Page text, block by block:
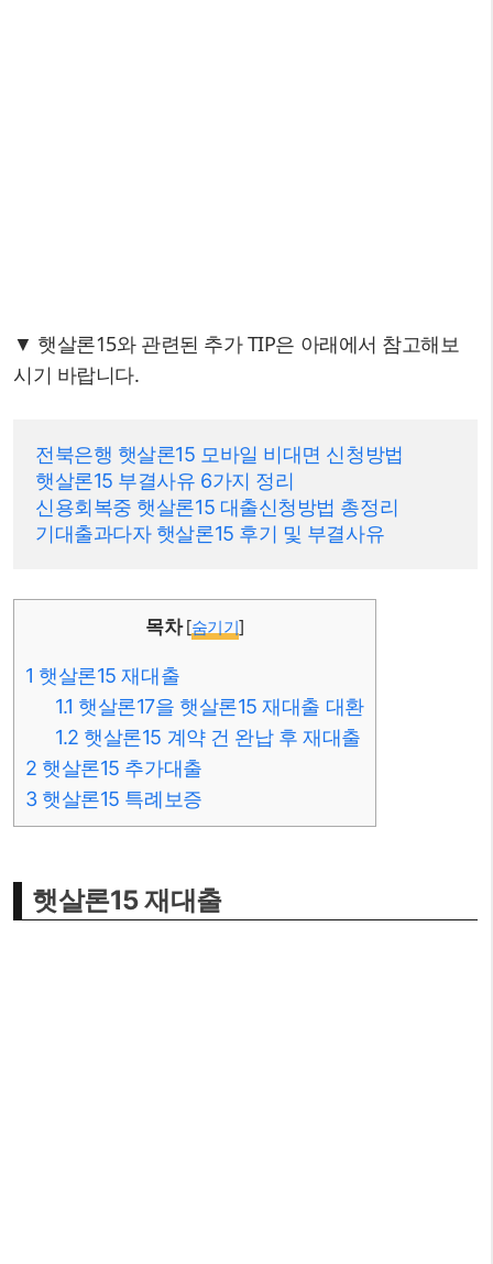
▼ 햇살론15와 관련된 추가 TIP은 아래에서 참고해보
시기 바랍니다.
전북은행 햇살론15 모바일 비대면 신청방법
햇살론15 부결사유 6가지 정리
신용회복중 햇살론15 대출신청방법 총정리
기대출과다자 햇살론15 후기 및 부결사유
목차 [숨기기]
1 햇살론15 재대출
1.1 햇살론17을 햇살론15 재대출 대환
1.2 햇살론15 계약 건 완납 후 재대출
2 햇살론15 추가대출
3햇살론15 특례보증
햇살론15 재대출